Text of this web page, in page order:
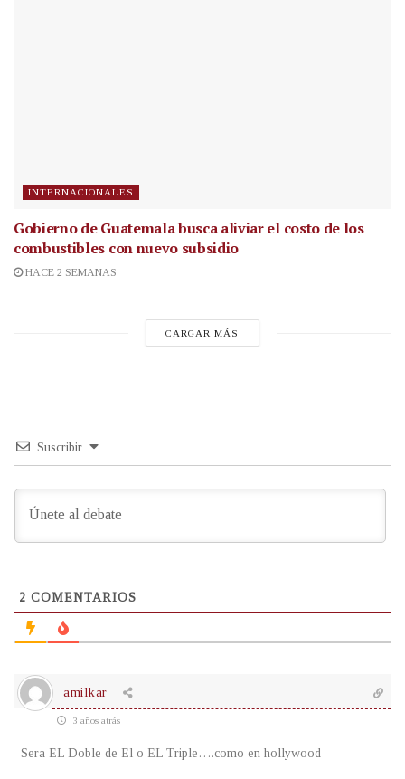
INTERNACIONALES
Gobierno de Guatemala busca aliviar el costo de los
combustibles con nuevo subsidio
HACE 2 SEMANAS
CARGAR MÁS
Suscribir
2 COMENTARIOS
amilkar
3 años atrás
Sera EL Doble de El o EL Triple….como en hollywood